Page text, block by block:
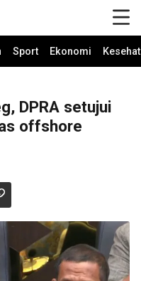
Sport Ekonomi
DPRA setujui
offshore